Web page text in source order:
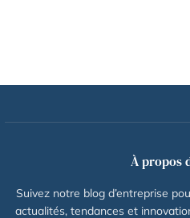
À propos
Suivez notre blog d’entreprise
actualités, tendances et